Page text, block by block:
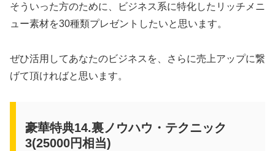
そういった方のために、ビジネス系に特化したリッチメニ
ュー素材を30種類プレゼントしたいと思います。
ぜひ活用してあなたのビジネスを、さらに売上アップに繋
げて頂ければと思います。
豪華特典14.裏ノウハウ・テクニック
3(25000円相当)